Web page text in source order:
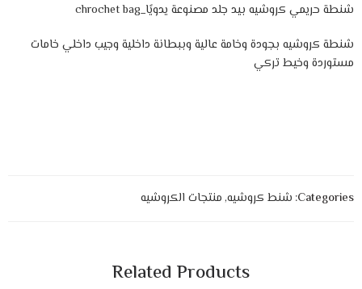
شنطة حريمي كروشيه بيد جلد مصنوعة يدويًا_chrochet bag
شنطة كروشيه بجودة وخامة عالية وببطانة داخلية وجيب داخلي خامات
مستوردة وخيط تركي
Categories: شنط كروشيه,منتجات الكروشيه
Related Products